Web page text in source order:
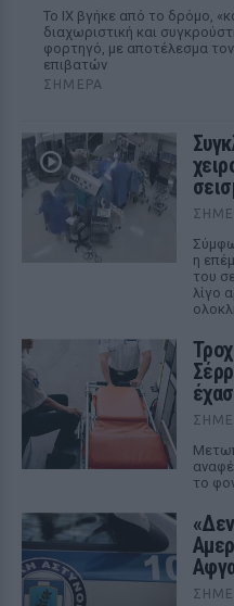
Το ΙΧ βγήκε από το δρόμο,
διαχωριστική και
φορτηγό, με αποτέλεσμα
επιβατών
ΣΉΜΕΡΑ
η
του
λίγο
το